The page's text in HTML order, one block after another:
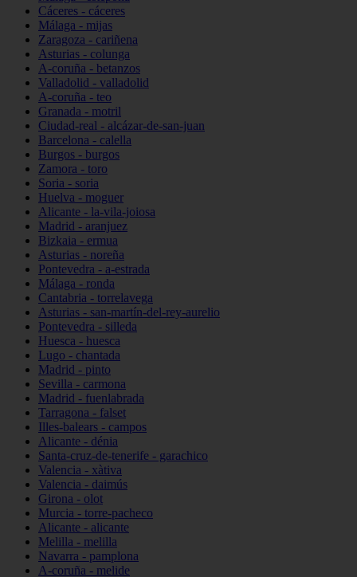
Cáceres - cáceres
Málaga - mijas
Zaragoza - cariñena
Asturias - colunga
A-coruña - betanzos
Valladolid - valladolid
A-coruña - teo
Granada - motril
Ciudad-real - alcázar-de-san-juan
Barcelona - calella
Burgos - burgos
Zamora - toro
Soria - soria
Huelva - moguer
Alicante - la-vila-joiosa
Madrid - aranjuez
Bizkaia - ermua
Asturias - noreña
Pontevedra - a-estrada
Málaga - ronda
Cantabria - torrelavega
Asturias - san-martín-del-rey-aurelio
Pontevedra - silleda
Huesca - huesca
Lugo - chantada
Madrid - pinto
Sevilla - carmona
Madrid - fuenlabrada
Tarragona - falset
Illes-balears - campos
Alicante - dénia
Santa-cruz-de-tenerife - garachico
Valencia - xàtiva
Valencia - daimús
Girona - olot
Murcia - torre-pacheco
Alicante - alicante
Melilla - melilla
Navarra - pamplona
A-coruña - melide